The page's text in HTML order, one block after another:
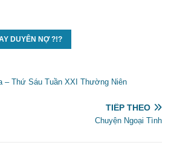
DUYÊN NỢ ?!?
– Thứ Sáu Tuần XXI Thường Niên
TIẾP THEO
Chuyện Ngoại Tình